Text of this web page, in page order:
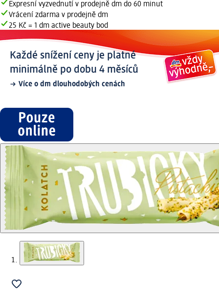
Expresní vyzvednutí v prodejně dm do 60 minut
Vrácení zdarma v prodejně dm
25 Kč = 1 dm active beauty bod
Každé snížení ceny je platné
minimálně po dobu 4 měsíců
Více o dm dlouhodobých cenách